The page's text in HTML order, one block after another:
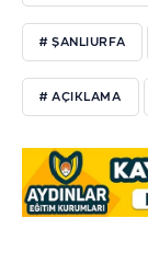
# ŞANLIURFA
# AÇIKLAMA